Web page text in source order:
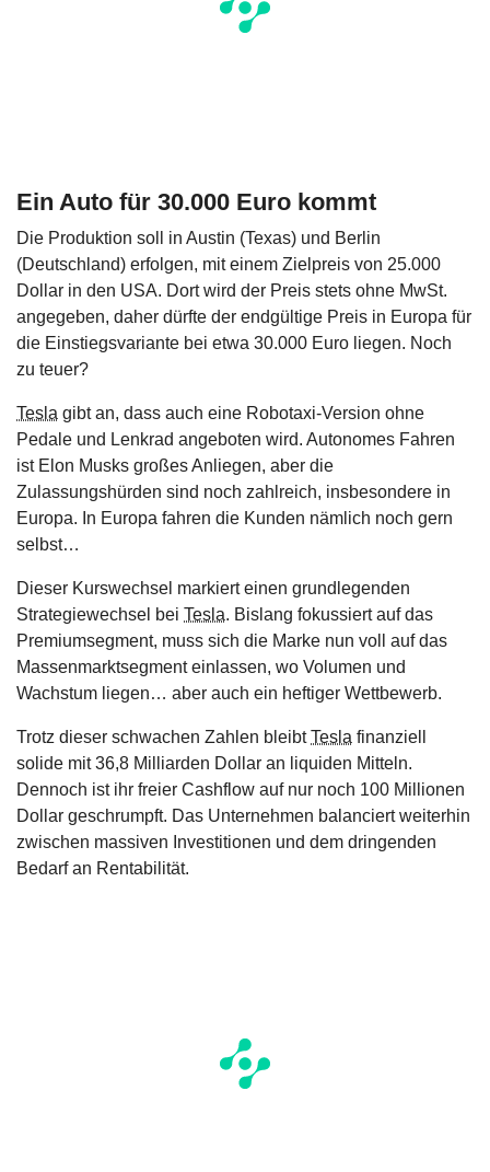
Ein Auto für 30.000 Euro kommt
Die Produktion soll in Austin (Texas) und Berlin
(Deutschland) erfolgen, mit einem Zielpreis von 25.000
Dollar in den USA. Dort wird der Preis stets ohne MwSt.
angegeben, daher dürfte der endgültige Preis in Europa für
die Einstiegsvariante bei etwa 30.000 Euro liegen. Noch
zu teuer?
Tesla gibt an, dass auch eine Robotaxi-Version ohne
Pedale und Lenkrad angeboten wird. Autonomes Fahren
ist Elon Musks großes Anliegen, aber die
Zulassungshürden sind noch zahlreich, insbesondere in
Europa. In Europa fahren die Kunden nämlich noch gern
selbst…
Dieser Kurswechsel markiert einen grundlegenden
Strategiewechsel bei Tesla. Bislang fokussiert auf das
Premiumsegment, muss sich die Marke nun voll auf das
Massenmarktsegment einlassen, wo Volumen und
Wachstum liegen… aber auch ein heftiger Wettbewerb.
Trotz dieser schwachen Zahlen bleibtTesla finanziell
solide mit 36,8 Milliarden Dollar an liquiden Mitteln.
Dennoch ist ihr freier Cashflow auf nur noch 100 Millionen
Dollar geschrumpft. Das Unternehmen balanciert weiterhin
zwischen massiven Investitionen und dem dringenden
Bedarf an Rentabilität.